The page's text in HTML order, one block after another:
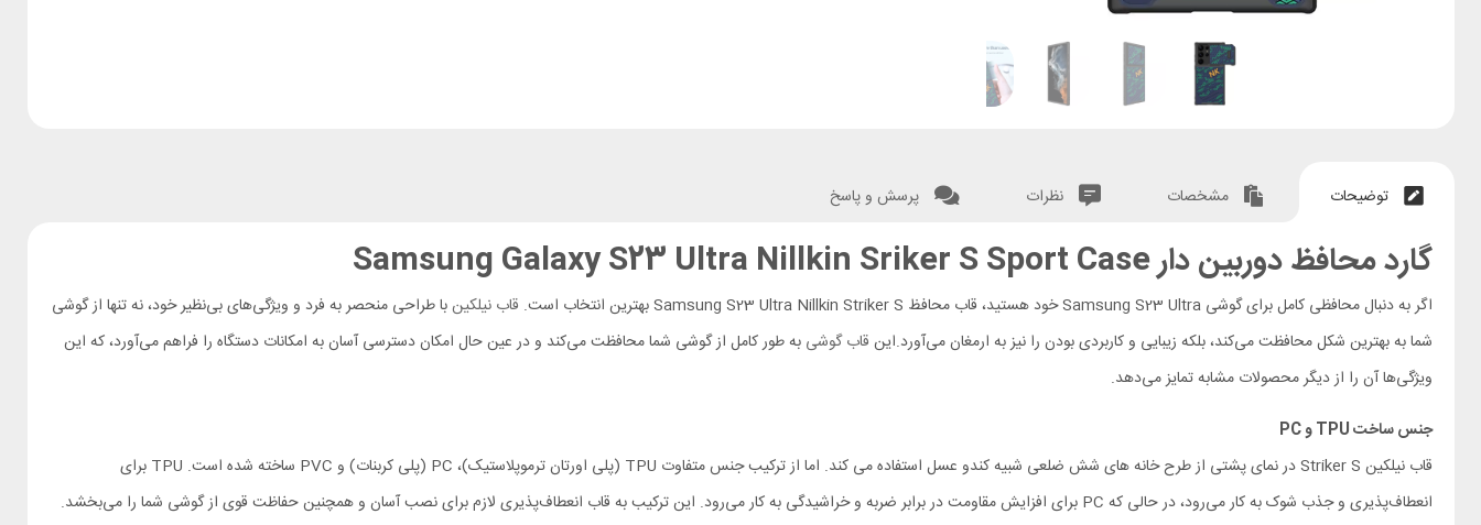
توضیحات مشخصات نظرات پرسش و پاسخ
گارد محافظ دوربین دار Samsung Galaxy S23 Ultra Nillkin Sriker S Sport Case
اگر به دنبال محافظی کامل برای گوشی Samsung S23 Ultra خود هستید، قاب محافظ Samsung S23 Ultra Nillkin Striker S بهترین انتخاب است. قاب نیلکینبا طراحی منحصر به فرد و ویژگی‌های بی‌نظیر خود، نه تنها از گوشی
شما به بهترین شکل محافظت می‌کند، بلکه زیبایی و کاربردی بودن را نیز به ارمغان می‌آورد.این قاب گوشی به طور کامل از گوشی شما محافظت می‌کند و در عین حال امکان دسترسی آسان به امکانات دستگاه را فراهم می‌آورد، که این
ویژگی‌ها آن را از دیگر محصولات مشابه تمایز می‌دهد.
جنس ساخت TPU و PC
قاب نیلکین Striker S در نمای پشتی از طرح خانه های شش ضلعی شبیه کندو عسل استفاده می کند. اما از ترکیب جنس متفاوت TPU (پلی اورتان ترموپلاستیک)، PC (پلی کربنات) و PVC ساخته شده است. TPU برای
انعطاف‌پذیری و جذب شوک به کار می‌رود، در حالی که PC برای افزایش مقاومت در برابر ضربه و خراشیدگی به کار می‌رود. این ترکیب به قاب انعطاف‌پذیری لازم برای نصب آسان و همچنین حفاظت قوی از گوشی شما را می‌بخشد.